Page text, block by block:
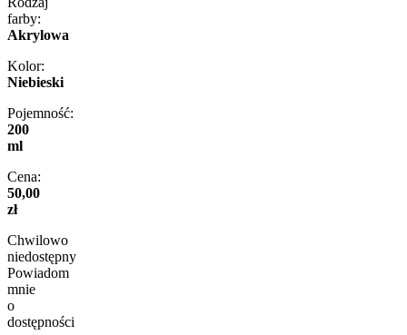
farby:
Akrylowa
Kolor:
Niebieski
Pojemność:
200
ml
Cena:
50,00
zł
Chwilowo
niedostępny
Powiadom
mnie
o
dostępności